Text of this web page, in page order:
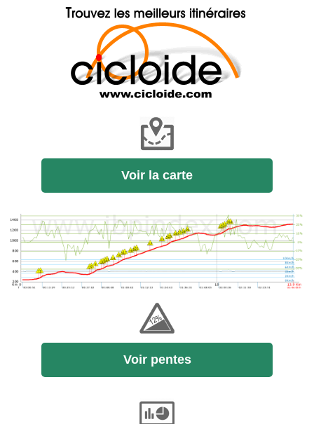
Voir la carte
Voir pentes